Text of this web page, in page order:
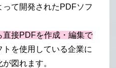
て開発されたPDFソフ
直接PDFを作成・編集で
トを使用している企業に
図れます。